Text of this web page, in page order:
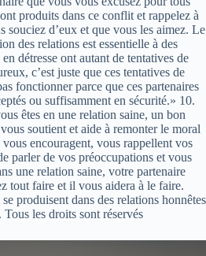
produits dans ce conflit et rappelez à
souciez d’eux et que vous les aimez. Le
des relations est essentielle à des
détresse ont autant de tentatives de
c’est juste que ces tentatives de
fonctionner parce que ces partenaires
ou suffisamment en sécurité.» 10.
êtes en une relation saine, un bon
soutient et aide à remonter le moral
encouragent, vous rappellent vos
parler de vos préoccupations et vous
une relation saine, votre partenaire
tout faire et il vous aidera à le faire.
produisent dans des relations honnêtes
les droits sont réservés